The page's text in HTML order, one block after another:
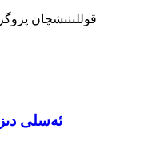
قوللىنىشچان